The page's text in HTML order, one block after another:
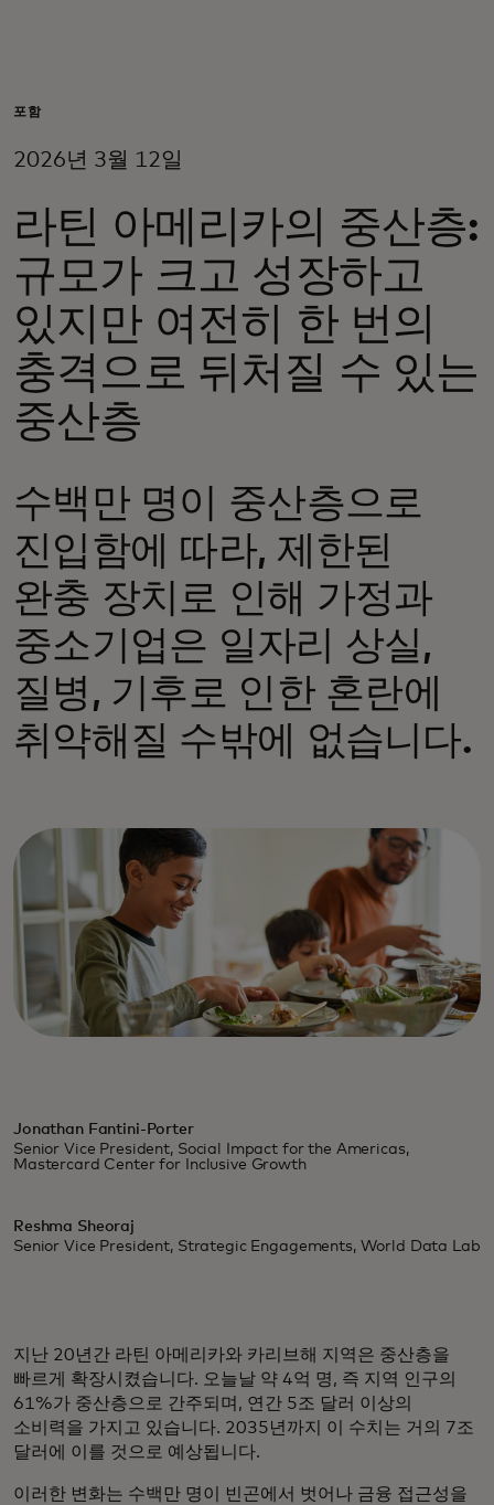
이노베이터
뉴스 & 인사이트
포함
2026년 3월 12일
라틴 아메리카의 중산층:
규모가 크고 성장하고
있지만 여전히 한 번의
충격으로 뒤처질 수 있는
중산층
수백만 명이 중산층으로
진입함에 따라, 제한된
완충 장치로 인해 가정과
중소기업은 일자리 상실,
질병, 기후로 인한 혼란에
취약해질 수밖에 없습니다.
Jonathan Fantini-Porter
Senior Vice President, Social Impact for the Americas,
Mastercard Center for Inclusive Growth
Reshma Sheoraj
Senior Vice President, Strategic Engagements, World Data Lab
지난 20년간 라틴 아메리카와 카리브해 지역은 중산층을
빠르게 확장시켰습니다. 오늘날 약 4억 명, 즉 지역 인구의
61%가 중산층으로 간주되며, 연간 5조 달러 이상의
소비력을 가지고 있습니다. 2035년까지 이 수치는 거의 7조
달러에 이를 것으로 예상됩니다.
이러한 변화는 수백만 명이 빈곤에서 벗어나 금융 접근성을